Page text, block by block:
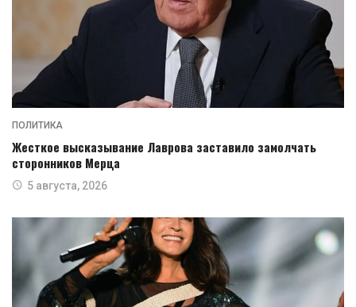
ПОЛИТИКА
Жесткое высказывание Лаврова заставило замолчать
сторонников Мерца
5 августа, 2026